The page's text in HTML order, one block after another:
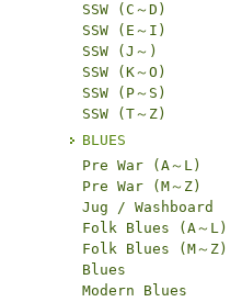
SSW (C～D)
SSW (E～I)
SSW (J～)
SSW (K～O)
SSW (P～S)
SSW (T～Z)
BLUES
Pre War (A～L)
Pre War (M～Z)
Jug / Washboard
Folk Blues (A～L)
Folk Blues (M～Z)
Blues
Modern Blues